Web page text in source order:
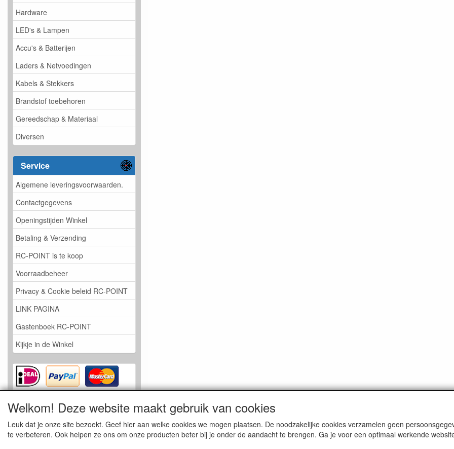
Hardware
LED's & Lampen
Accu's & Batterijen
Laders & Netvoedingen
Kabels & Stekkers
Brandstof toebehoren
Gereedschap & Materiaal
Diversen
Service
Algemene leveringsvoorwaarden.
Contactgegevens
Openingstijden Winkel
Betaling & Verzending
RC-POINT is te koop
Voorraadbeheer
Privacy & Cookie beleid RC-POINT
LINK PAGINA
Gastenboek RC-POINT
Kijkje in de Winkel
Welkom! Deze website maakt gebruik van cookies
Leuk dat je onze site bezoekt. Geef hier aan welke cookies we mogen plaatsen. De noodzakelijke cookies verzamelen geen
te verbeteren. Ook helpen ze ons om onze producten beter bij je onder de aandacht te brengen. Ga je voor een optimaal werkende